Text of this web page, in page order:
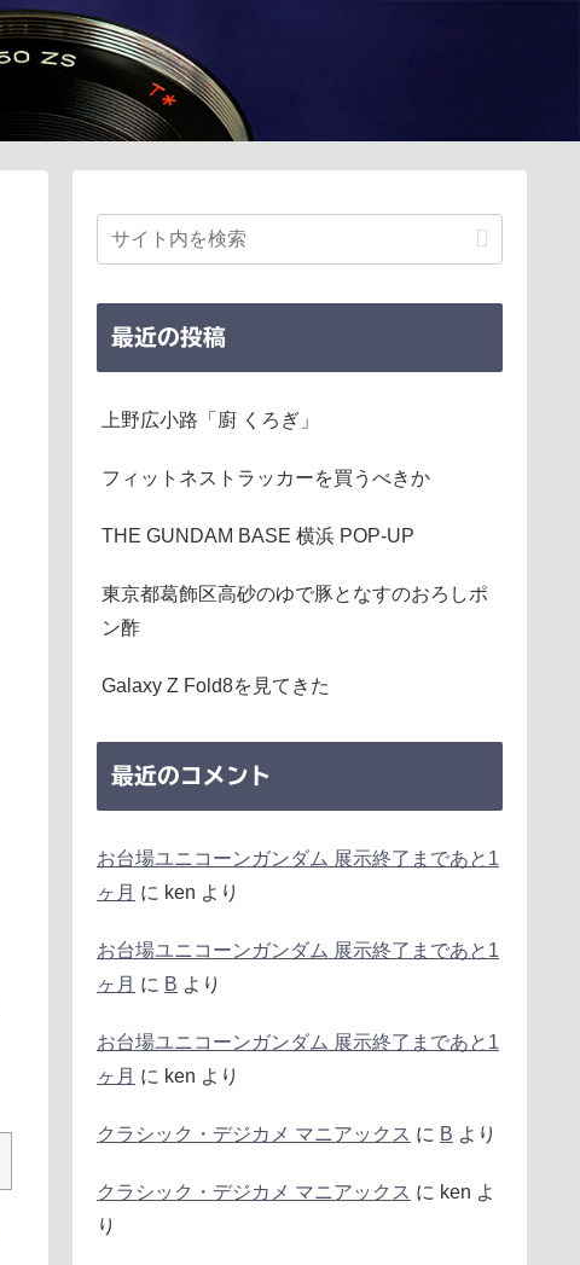
最近の投稿
上野広小路「廚 くろぎ」
フィットネストラッカーを買うべきか
THE GUNDAM BASE 横浜 POP-UP
東京都葛飾区高砂のゆで豚となすのおろしポ
ン酢
Galaxy Z Fold8を見てきた
最近のコメント
お台場ユニコーンガンダム 展示終了まであと1
ヶ月 に ken より
お台場ユニコーンガンダム 展示終了まであと1
ヶ月 に B より
お台場ユニコーンガンダム 展示終了まであと1
ヶ月 に ken より
クラシック・デジカメ マニアックス に B より
クラシック・デジカメ マニアックス に ken よ
り